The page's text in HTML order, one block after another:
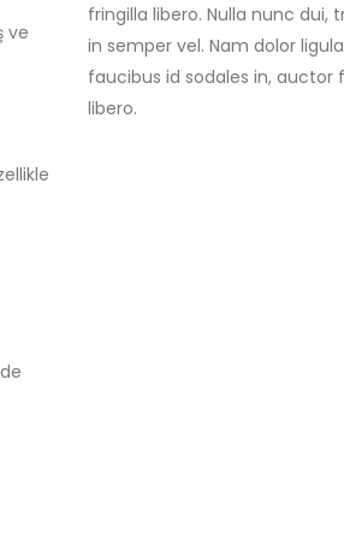
ve
fringilla libero. Nulla nunc dui,
in semper vel. Nam dolor ligula,
faucibus id sodales in, auctor
libero.